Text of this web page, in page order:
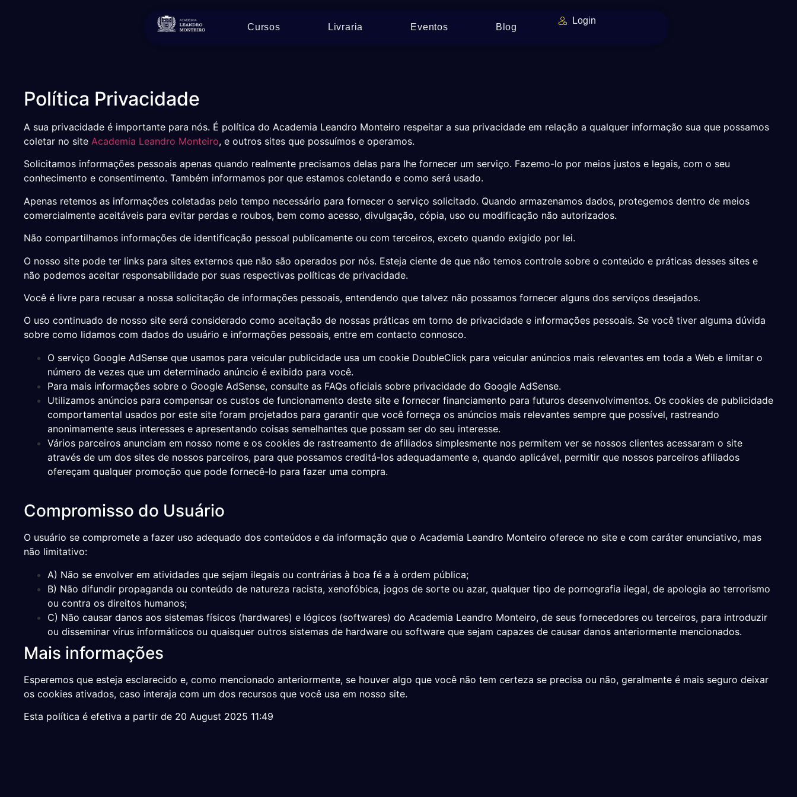
Cursos Livraria Eventos Blog
Login
Política Privacidade
A sua privacidade é importante para nós. É política do Academia Leandro Monteiro respeitar a sua privacidade em relação a qualquer informação sua que possamos
coletar no site Academia Leandro Monteiro, e outros sites que possuímos e operamos.
Solicitamos informações pessoais apenas quando realmente precisamos delas para lhe fornecer um serviço. Fazemo-lo por meios justos e legais, com o seu
conhecimento e consentimento. Também informamos por que estamos coletando e como será usado.
Apenas retemos as informações coletadas pelo tempo necessário para fornecer o serviço solicitado. Quando armazenamos dados, protegemos dentro de meios
comercialmente aceitáveis ​​para evitar perdas e roubos, bem como acesso, divulgação, cópia, uso ou modificação não autorizados.
Não compartilhamos informações de identificação pessoal publicamente ou com terceiros, exceto quando exigido por lei.
O nosso site pode ter links para sites externos que não são operados por nós. Esteja ciente de que não temos controle sobre o conteúdo e práticas desses sites e
não podemos aceitar responsabilidade por suas respectivas políticas de privacidade.
Você é livre para recusar a nossa solicitação de informações pessoais, entendendo que talvez não possamos fornecer alguns dos serviços desejados.
O uso continuado de nosso site será considerado como aceitação de nossas práticas em torno de privacidade e informações pessoais. Se você tiver alguma dúvida
sobre como lidamos com dados do usuário e informações pessoais, entre em contacto connosco.
O serviço Google AdSense que usamos para veicular publicidade usa um cookie DoubleClick para veicular anúncios mais relevantes em toda a Web e limitar o
número de vezes que um determinado anúncio é exibido para você.
Para mais informações sobre o Google AdSense, consulte as FAQs oficiais sobre privacidade do Google AdSense.
Utilizamos anúncios para compensar os custos de funcionamento deste site e fornecer financiamento para futuros desenvolvimentos. Os cookies de publicidade
comportamental usados ​​por este site foram projetados para garantir que você forneça os anúncios mais relevantes sempre que possível, rastreando
anonimamente seus interesses e apresentando coisas semelhantes que possam ser do seu interesse.
Vários parceiros anunciam em nosso nome e os cookies de rastreamento de afiliados simplesmente nos permitem ver se nossos clientes acessaram o site
através de um dos sites de nossos parceiros, para que possamos creditá-los adequadamente e, quando aplicável, permitir que nossos parceiros afiliados
ofereçam qualquer promoção que pode fornecê-lo para fazer uma compra.
Compromisso do Usuário
O usuário se compromete a fazer uso adequado dos conteúdos e da informação que o Academia Leandro Monteiro oferece no site e com caráter enunciativo, mas
não limitativo:
A) Não se envolver em atividades que sejam ilegais ou contrárias à boa fé a à ordem pública;
B) Não difundir propaganda ou conteúdo de natureza racista, xenofóbica, jogos de sorte ou azar, qualquer tipo de pornografia ilegal, de apologia ao terrorismo
ou contra os direitos humanos;
C) Não causar danos aos sistemas físicos (hardwares) e lógicos (softwares) do Academia Leandro Monteiro, de seus fornecedores ou terceiros, para introduzir
ou disseminar vírus informáticos ou quaisquer outros sistemas de hardware ou software que sejam capazes de causar danos anteriormente mencionados.
Mais informações
Esperemos que esteja esclarecido e, como mencionado anteriormente, se houver algo que você não tem certeza se precisa ou não, geralmente é mais seguro deixar
os cookies ativados, caso interaja com um dos recursos que você usa em nosso site.
Esta política é efetiva a partir de 20 August 2025 11:49